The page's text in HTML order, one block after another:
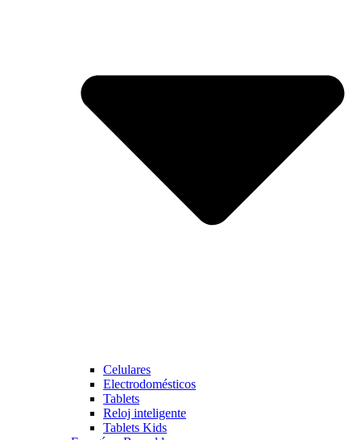
Celulares
Electrodomésticos
Tablets
Reloj inteligente
Tablets Kids